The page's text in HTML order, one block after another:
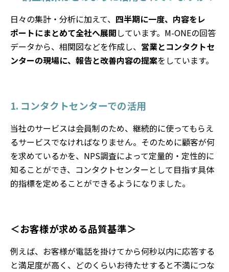
日々の集計・分析に加えて、 四半期に一度、内容をレ
ポートにまとめて全社へ展開しています。M-ONEの回答
データから、相関図などを作成し、 営業とコンタクトセ
ンターの現場に、報告と改善内容の提案をしています。
1. コンタクトセンターでの活用
当社のサービスは会員制のため、継続的に使ってもらえ
るサービスでなければなりません。そのために顧客が何
を求めているかを、NPS調査によって定量的・定性的に
知ることができ、コンタクトセンターとして目指す具体
的指標を定めることができるようになりました。
＜お客様が求める品質基準＞
例えば、お客様が電話を掛けてから何秒以内に応答する
と満足度が高く、どのくらいお待たせすると不満につな